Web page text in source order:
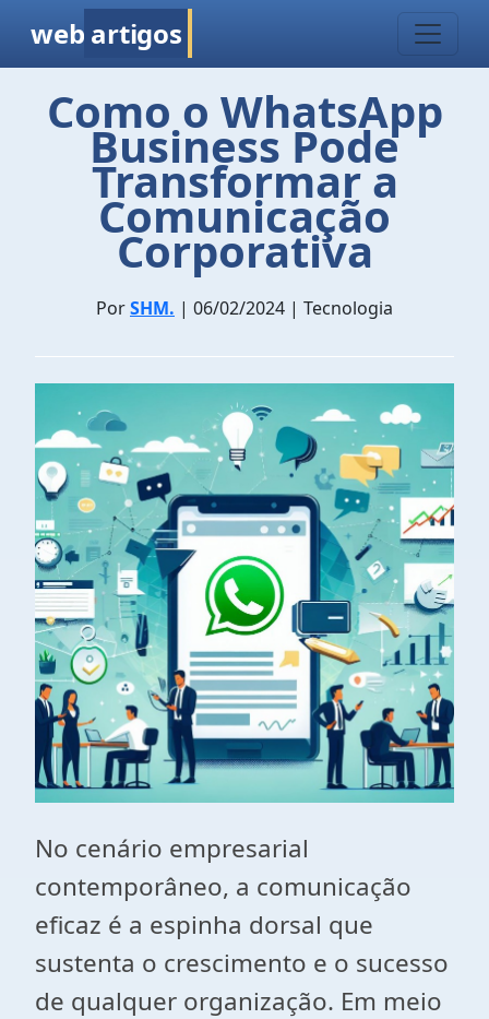
web artigos
Como o WhatsApp
Business Pode
Transformar a
Comunicação
Corporativa
PorSHM. | 06/02/2024 | Tecnologia
No cenário empresarial
contemporâneo, a comunicação
eficaz é a espinha dorsal que
sustenta o crescimento e o sucesso
de qualquer organização. Em meio